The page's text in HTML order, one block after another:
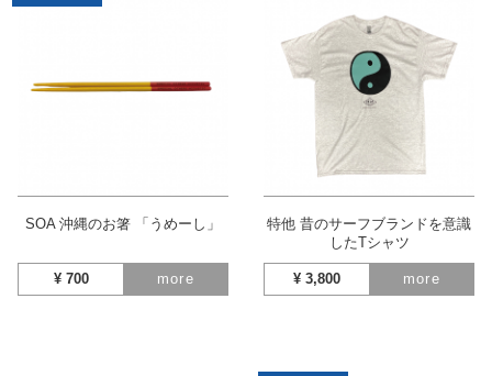
SOA 沖縄のお箸 「うめーし」
¥ 700 more
特他 昔のサーフブランドを意識
したTシャツ
¥ 3,800 more